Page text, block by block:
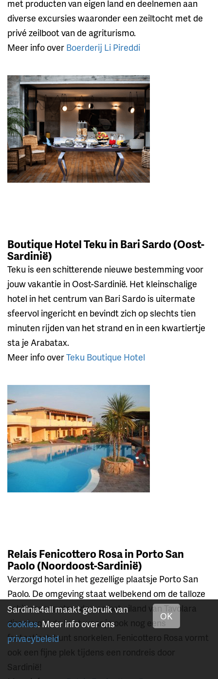
met producten van eigen land en deelnemen aan
diverse excursies waaronder een zeiltocht met de
privé zeilboot van de agriturismo.
Meer info over Boerderij Li Pireddi
Boutique Hotel Teku in Bari Sardo (Oost-
Sardinië)
Teku is een schitterende nieuwe bestemming voor
jouw vakantie in Oost-Sardinië. Het kleinschalige
hotel in het centrum van Bari Sardo is uitermate
sfeervol ingericht en bevindt zich op slechts tien
minuten rijden van het strand en in een kwartiertje
sta je Arabatax.
Meer info overTeku Boutique Hotel
Relais Fenicottero Rosa in Porto San
Paolo (Noordoost-Sardinië)
Verzorgd hotel in het gezellige plaatsje Porto San
Paolo. De omgeving staat welbekend om de talloze
schitterende stranden en het eiland van Tavolara
direct voor de kust waar je ook nog eens
fantastisch kunt snorkelen. Fenicottero Rosa vormt
ook een fijne plek tijdens een rondreis door
Sardinië!
Sardinia4all maakt gebruik van
cookies. Meer info over ons
privacybeleid
OK